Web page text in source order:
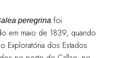
peregrinafoi
em maio de 1839, quando
Exploratória dos Estados